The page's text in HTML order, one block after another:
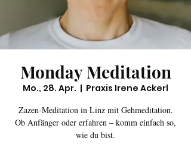
Monday Meditation
Mo., 28. Apr.
  |
Praxis Irene Ackerl
Zazen-Meditation in Linz mit Gehmeditation.
Ob Anfänger oder erfahren – komm einfach so,
wie du bist.